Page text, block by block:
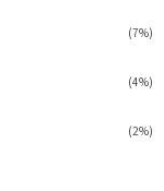
(7%)
(4%)
(2%)